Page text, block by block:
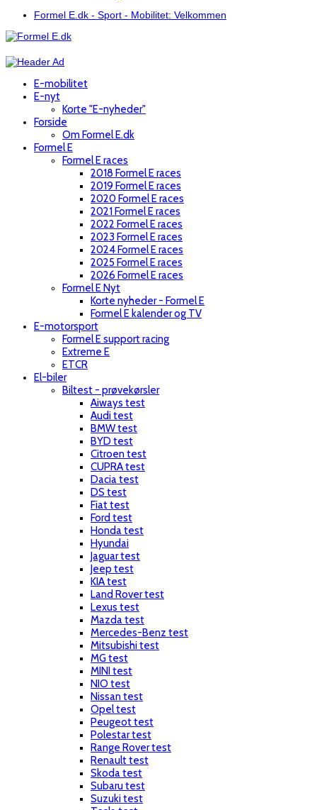
Formel E.dk - Sport - Mobilitet: Velkommen
E-mobilitet
E-nyt
Korte "E-nyheder"
Forside
Om Formel E.dk
Formel E
Formel E races
2018 Formel E races
2019 Formel E races
2020 Formel E races
2021 Formel E races
2022 Formel E races
2023 Formel E races
2024 Formel E races
2025 Formel E races
2026 Formel E races
Formel E Nyt
Korte nyheder - Formel E
Formel E kalender og TV
E-motorsport
Formel E support racing
Extreme E
ETCR
El-biler
Biltest - prøvekørsler
Aiways test
Audi test
BMW test
BYD test
Citroen test
CUPRA test
Dacia test
DS test
Fiat test
Ford test
Honda test
Hyundai
Jaguar test
Jeep test
KIA test
Land Rover test
Lexus test
Mazda test
Mercedes-Benz test
Mitsubishi test
MG test
MINI test
NIO test
Nissan test
Opel test
Peugeot test
Polestar test
Range Rover test
Renault test
Skoda test
Subaru test
Suzuki test